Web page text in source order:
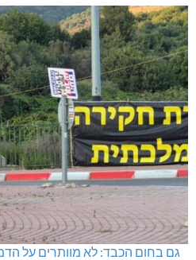
גם בחום הכבד: לא מוותרים על